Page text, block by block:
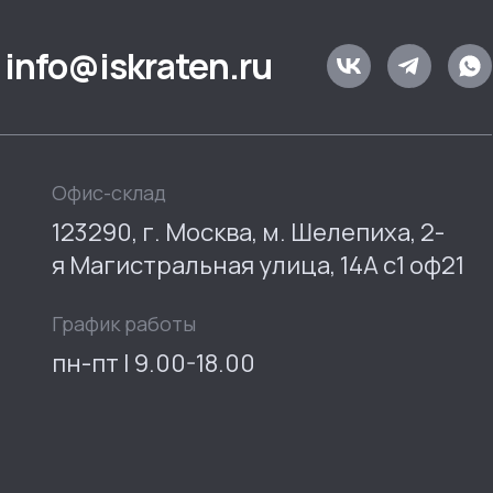
info@iskraten.ru
Офис-склад
123290, г. Москва, м. Шелепиха, 2-
я Магистральная улица, 14А с1 оф21
График работы
пн-пт | 9.00-18.00